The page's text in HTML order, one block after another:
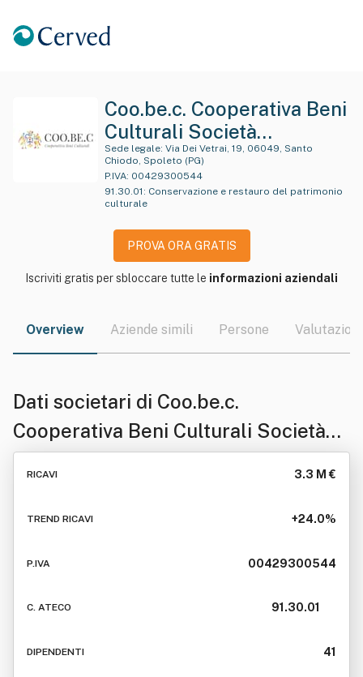
Coo.be.c. Cooperativa Beni
Culturali Società
Cooperativa - Piu'
Brevemente Indicata
Come "Coo.be.c."
Sede legale:
Chiodo, Spoleto (PG)
P.IVA: 00429300544
91.30.01 : Conservazione e restauro del patrimonio
culturale
PROVA ORA GRATIS
Iscriviti gratis per sbloccare tutte le informazioni aziendali
Overview Aziende simili Persone Valutazioni
Dati societari di Coo.be.c.
Cooperativa Beni Culturali Società
Cooperativa - Piu' Brevemente
RICAVI 3.3 M €
TREND RICAVI +24.0%
P.IVA 00429300544
C. ATECO 91.30.01
DIPENDENTI 41